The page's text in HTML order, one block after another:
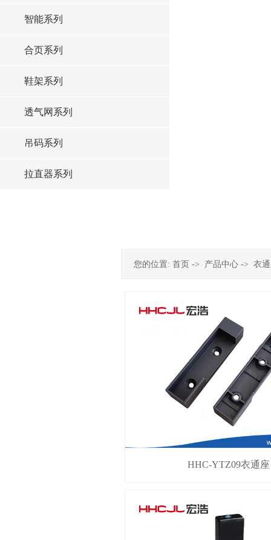
智能系列
合页系列
鞋架系列
透气网系列
吊码系列
拉直器系列
您的位置: 首页 -> 产品中心 -> 衣
HHC-YTZ09衣通座